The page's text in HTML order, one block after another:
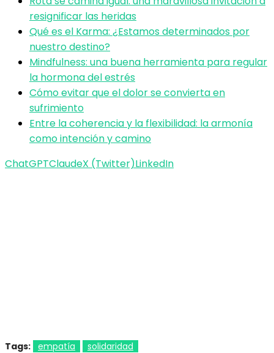
resignificar las heridas
Qué es el Karma: ¿Estamos determinados por
nuestro destino?
Mindfulness: una buena herramienta para regular
la hormona del estrés
Cómo evitar que el dolor se convierta en
sufrimiento
Entre la coherencia y la flexibilidad: la armonía
como intención y camino
ChatGPTClaudeX (Twitter)LinkedIn
Tags: empatía solidaridad